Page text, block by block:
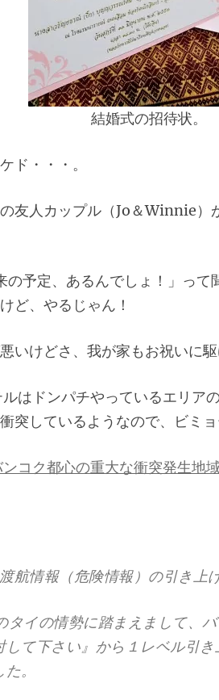
結婚式の招待状。
ド・・・。
友人カップル（Jo＆Winnie）
の予定、あるんでしょ！」って
ど、やるじゃん！
いけどさ、我が家もお祝いに駆
はドンパチやっているエリア
突しているようなので、ビミ
コク都心の重大な衝突発生地
航情報（危険情報）の引き上
イの情勢に踏まえまして、
て下さい』から１レベル引
。